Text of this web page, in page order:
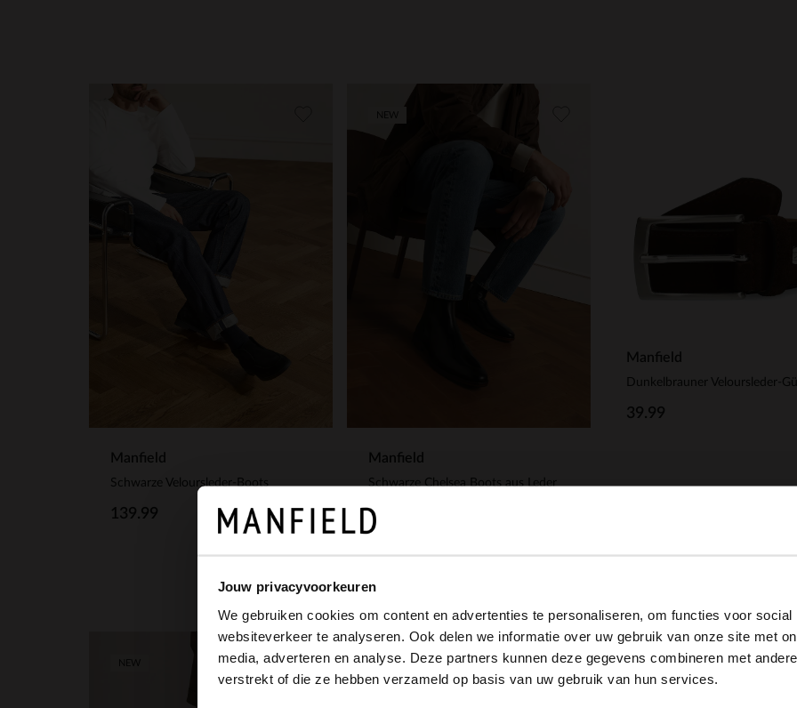
Jouw privacyvoorkeuren
We gebruiken cookies om content en advertenties te personaliseren, om functies voor
websiteverkeer te analyseren. Ook delen we informatie over uw gebruik van onze site met
media, adverteren en analyse. Deze partners kunnen deze gegevens combineren met
verstrekt of die ze hebben verzameld op basis van uw gebruik van hun services.
Manfield
Schwarze Veloursleder-Boots
139.99
Manfield
Schwarze Chelsea Boots aus Leder
139.99
Manfield
Dunkelbrauner Veloursleder-
39.99
NEW
It looks like your language isn't Dutch. Would you like to